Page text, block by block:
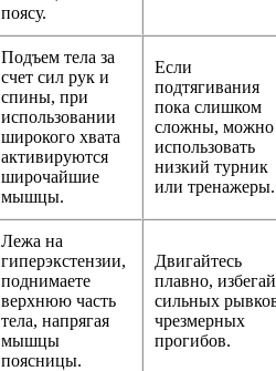
поясу.
Подъем тела за
счет сил рук и
спины, при
использовании
широкого хвата
активируются
широчайшие
мышцы.
Если
подтягивания
пока слишком
сложны, можно
использовать
низкий турник
или тренажеры.
Лежа на
гиперэкстензии,
поднимаете
верхнюю часть
тела, напрягая
мышцы
поясницы.
Двигайтесь
плавно,
сильных
чрезмерных
прогибов.